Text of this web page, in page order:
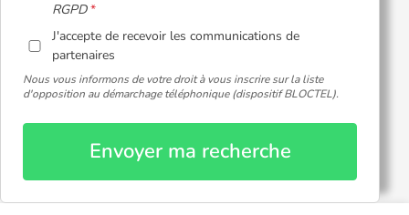
RGPD
J'accepte de recevoir les communications de
partenaires
Nous vous informons de votre droit à vous inscrire sur la liste
d'opposition au démarchage téléphonique (dispositif BLOCTEL).
Envoyer ma recherche